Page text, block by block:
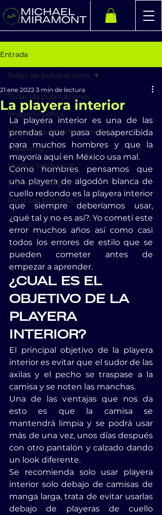
Entrada
Todas las publicaciones
Imagen Pública
Negocios y Emprendimiento
Marketing
Moda y Tendencias
Bienestar Integral
Recursos Digitales
Todas las publicaciones
La playera interior
21 ene 2022 3 min de lectura
La playera interior es una de las
prendas que pasa desapercibida
para muchos hombres y que la
mayoría aquí en México usa mal.
Como hombres pensamos que
una playera de algodón blanca de
cuello redondo es la playera interior
que siempre deberíamos usar,
¿qué tal y no es así?. Yo cometí este
error muchos años así como casi
todos los errores de estilo que se
pueden cometer antes de
empezar a aprender.
¿CUAL ES EL
OBJETIVO DE LA
PLAYERA
INTERIOR?
El principal objetivo de la playera
interior es evitar que el sudor de las
axilas y el pecho se traspase a la
camisa y se noten las manchas.
Una de las ventajas que nos da
esto es que la camisa se
mantendrá limpia y se podrá usar
más de una vez, unos días después
con otro pantalón y calzado dando
un look diferente.
Se recomienda solo usar playera
interior solo debajo de camisas de
manga larga, trata de evitar usarlas
debajo de playeras de cuello